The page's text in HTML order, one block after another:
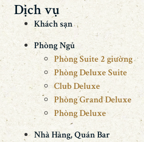
Dịch vụ
Khách sạn
Phòng Ngủ
Phòng Suite 2 giường
Phòng Deluxe Suite
Club Deluxe
Phòng Grand Deluxe
Phòng Deluxe
Nhà Hàng, Quán Bar